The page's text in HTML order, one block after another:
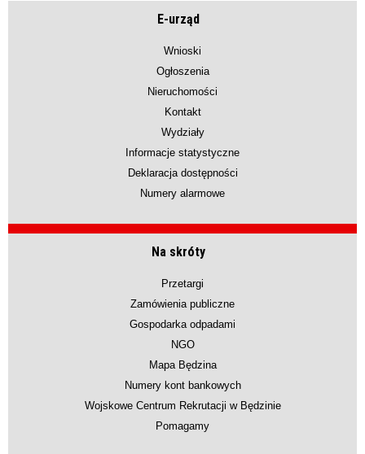
E-urząd
Wnioski
Ogłoszenia
Nieruchomości
Kontakt
Wydziały
Informacje statystyczne
Deklaracja dostępności
Numery alarmowe
Na skróty
Przetargi
Zamówienia publiczne
Gospodarka odpadami
NGO
Mapa Będzina
Numery kont bankowych
Wojskowe Centrum Rekrutacji w Będzinie
Pomagamy